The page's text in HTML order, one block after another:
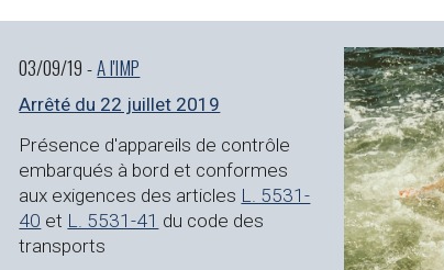
03/09/19 - A l'IMP
Arrêté du 22 juillet 2019
Présence d'appareils de contrôle
embarqués à bord et conformes
aux exigences des articles L. 5531-
40 et L. 5531-41 du code des
transports